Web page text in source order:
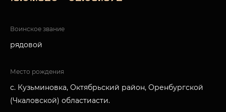
Воинское звание
рядовой
Место рождения
с. Кузьминовка, Октябрьский район, Оренбургской
(Чкаловской) областиасти.